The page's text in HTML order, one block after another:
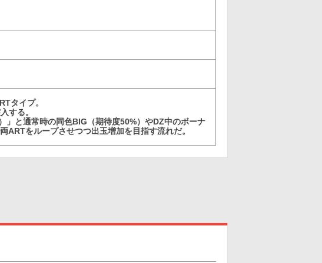
タイプ。
する。
と通常時の同色BIG（期待度50%）やDZ中のボーナ
をループさせつつ出玉増加を目指す流れだ。